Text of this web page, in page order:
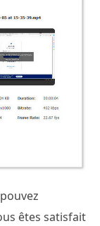
êtes satisfait